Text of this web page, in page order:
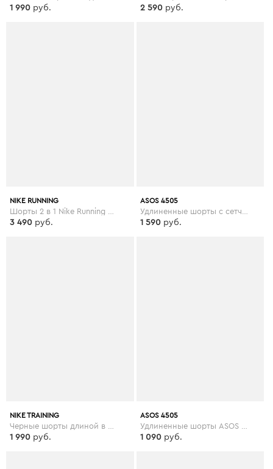
1 990 руб. 2 590 руб.
NIKE RUNNING
3 490 руб.
ASOS 4505
1 590 руб.
NIKE TRAINING
1 990 руб.
ASOS 4505
1 090 руб.